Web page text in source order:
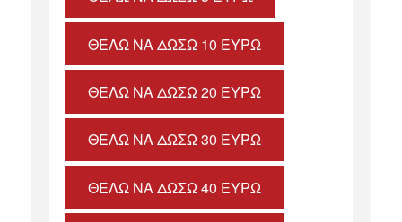
ΘΈΛΩ ΝΑ ΔΏΣΩ 10 ΕΥΡΏ
ΘΈΛΩ ΝΑ ΔΏΣΩ 20 ΕΥΡΏ
ΘΈΛΩ ΝΑ ΔΏΣΩ 30 ΕΥΡΏ
ΘΈΛΩ ΝΑ ΔΏΣΩ 40 ΕΥΡΏ